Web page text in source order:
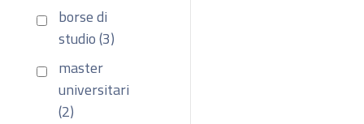
borse di
studio (3)
master
universitari
(2)